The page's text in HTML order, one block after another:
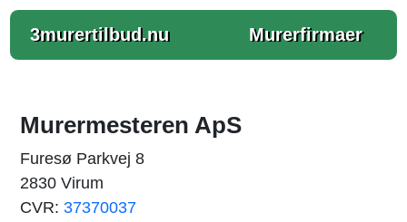
3murertilbud.nu Murerfirmaer
Murermesteren ApS
Furesø Parkvej 8
2830 Virum
CVR: 37370037